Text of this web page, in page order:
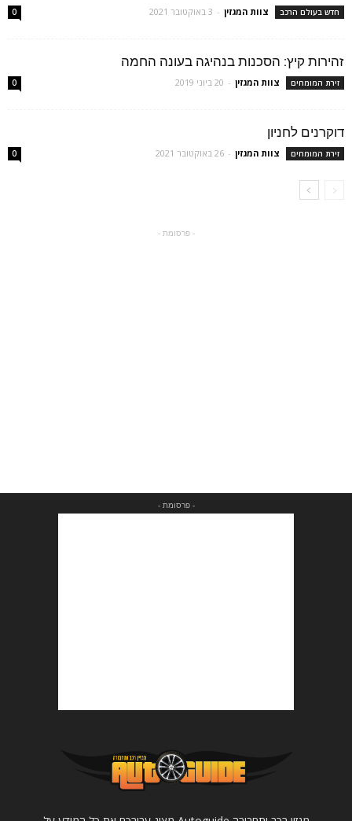
חדש בעולם הרכב צוות המגזין - 3 באוקטובר 2021 0
זהירות קיץ: הסכנות בנהיגה בעונה החמה
זירת המומחים צוות המגזין - 20 ביוני 2019 0
דוקרנים לחניון
זירת המומחים צוות המגזין - 26 באוקטובר 2021 0
- פרסומת -
- פרסומת -